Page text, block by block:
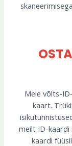
Meie võlts-
kaart.
meilt ID-
kaardi